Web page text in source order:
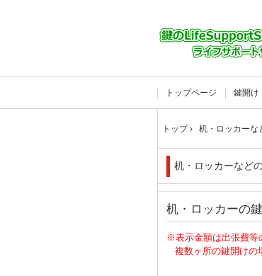
トップページ 鍵開け
トップ› 机・ロッカーな
机・ロッカーなど
机・ロッカーの
※表示金額は出張費等
複数ヶ所の鍵開けの